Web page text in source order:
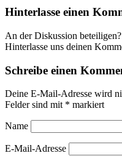
Hinterlasse einen
An der Diskussion beteiligen?
Hinterlasse uns deinen
Schreibe einen
Deine E-Mail-Adresse wird
Felder sind mit * markiert
Name
E-Mail-Adresse